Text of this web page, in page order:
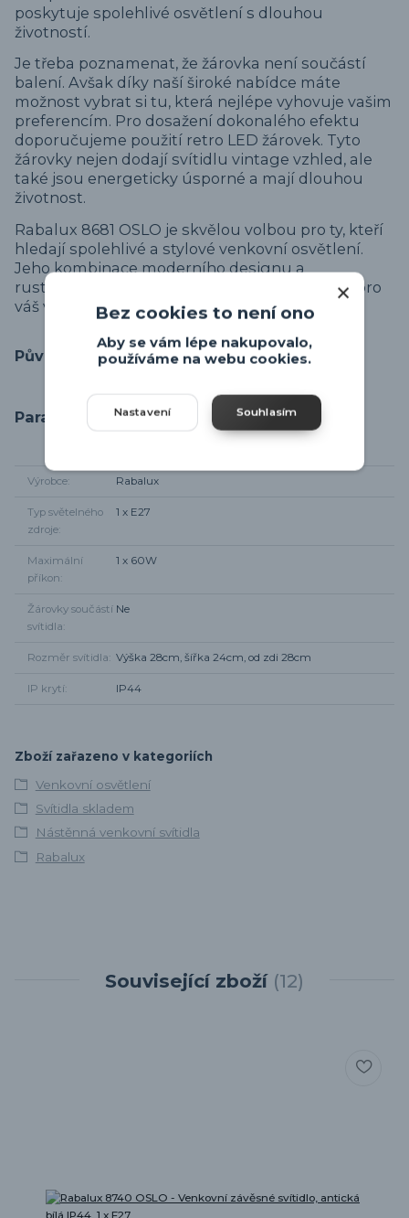
poskytuje spolehlivé osvětlení s dlouhou
životností.
Je třeba poznamenat, že žárovka není součástí
balení. Avšak díky naší široké nabídce máte
možnost vybrat si tu, která nejlépe vyhovuje vašim
preferencím. Pro dosažení dokonalého efektu
doporučujeme použití retro LED žárovek. Tyto
žárovky nejen dodají svítidlu vintage vzhled, ale
také jsou energeticky úsporné a mají dlouhou
životnost.
Rabalux 8681 OSLO je skvělou volbou pro ty, kteří
hledají spolehlivé a stylové venkovní osvětlení.
Jeho kombinace moderního designu a
rustikálního šarmu vytváří dokonalý doplněk pro
váš venkovní prostor.
Původ zboží
Parametry
Výrobce Rabalux
Typ světelného
zdroje
1 x E27
Maximální
příkon
1 x 60W
Žárovky součástí
svítidla
Ne
Rozměr svítidla Výška 28cm, šířka 24cm, od zdi 28cm
IP krytí IP44
Zboží zařazeno v kategoriích
Venkovní osvětlení
Svítidla skladem
Nástěnná venkovní svítidla
Rabalux
Související zboží 12
Bez cookies to není ono
Aby se vám lépe nakupovalo,
používáme na webu cookies.
Nastavení Souhlasím